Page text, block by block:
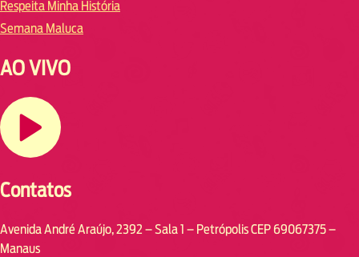
Respeita Minha História
Semana Maluca
AO VIVO
Contatos
Avenida André Araújo, 2392 – Sala 1 – Petrópolis CEP 69067375 –
Manaus